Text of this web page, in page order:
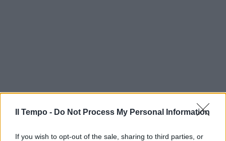
Il Tempo - Do Not Process My Personal Information
If you wish to opt-out of the sale, sharing to third parties, or